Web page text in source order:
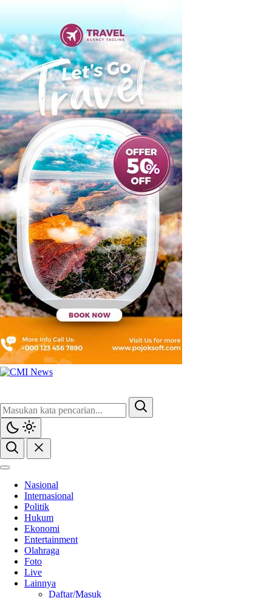
CMI News
Berani, Integritas dan Loyalitas
Nasional
Internasional
Politik
Hukum
Ekonomi
Entertainment
Olahraga
Foto
Live
Lainnya
Daftar/Masuk